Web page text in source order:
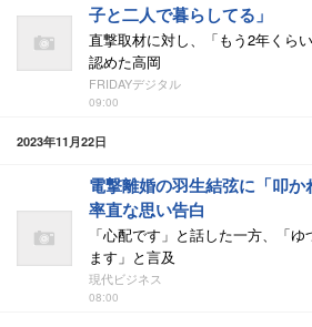
子と二人で暮らしてる」
直撃取材に対し、「もう2年くら
認めた高岡
FRIDAYデジタル
09:00
2023年11月22日
電撃離婚の羽生結弦に「叩
率直な思い告白
「心配です」と話した一方、「
ます」と言及
現代ビジネス
08:00